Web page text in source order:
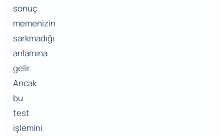
sonuç
memenizin
sarkmadığı
anlamına
gelir.
Ancak
bu
test
işlemini